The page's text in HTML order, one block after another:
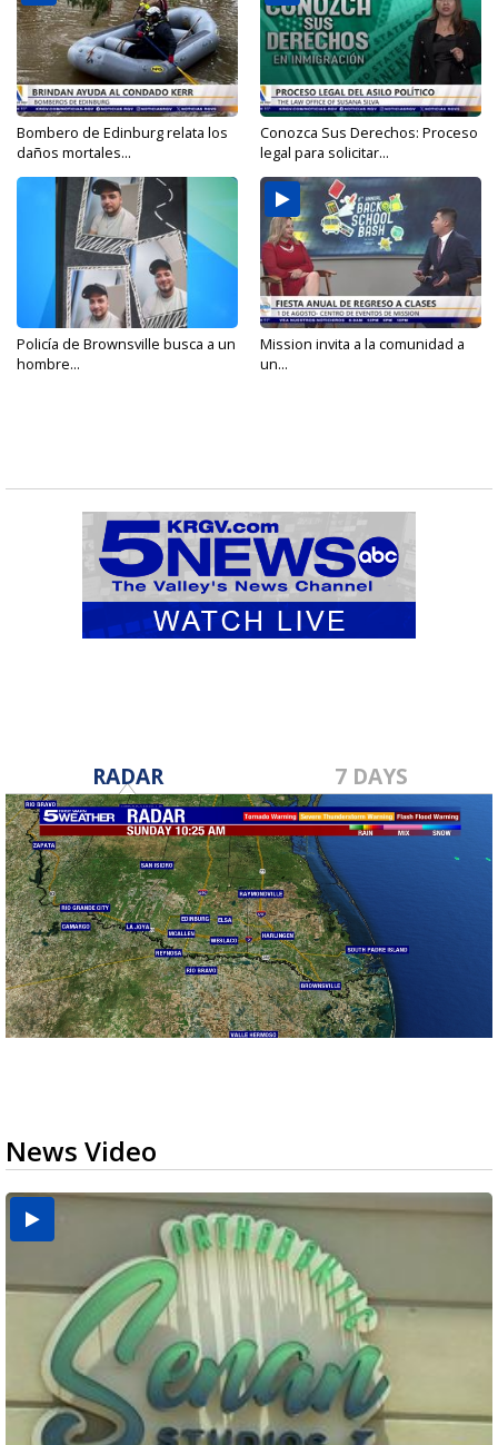
Bombero de Edinburg relata los
daños mortales...
Conozca Sus Derechos: Proceso
legal para solicitar...
Policía de Brownsville busca a un
hombre...
Mission invita a la comunidad a
un...
RADAR 7 DAYS
News Video